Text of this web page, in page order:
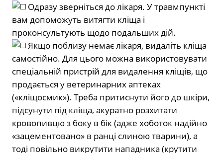
Одразу зверніться до лікаря. У травмпункті
вам допоможуть витягти кліща і
проконсультують щодо подальших дій.
Якщо поблизу немає лікаря, видаліть кліща
самостійно. Для цього можна використовувати
спеціальній пристрій для видалення кліщів, що
продається у ветеринарних аптеках
(«кліщосмик»). Треба притиснути його до шкіри,
підсунути під кліща, акуратно розхитати
кровопивцю з боку в бік (адже хоботок надійно
«зацементовано» в ранці слиною тварини), а
тоді повільно викрутити нападника (крутити